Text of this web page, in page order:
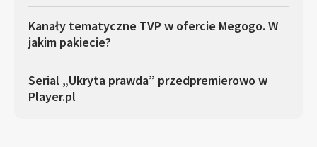
Kanały tematyczne TVP w ofercie Megogo. W
jakim pakiecie?
Serial „Ukryta prawda” przedpremierowo w
Player.pl